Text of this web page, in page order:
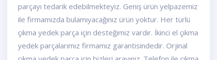
parçayı tedarik edebilmekteyiz. Geniş ürün yelpazemiz
ile firmamızda bulamıyacağınız ürün yoktur. Her türlü
çıkma yedek parça için desteğimiz vardır. İkinci el çıkma
yedek parçalarımız firmamız garantisindedir. Orjinal